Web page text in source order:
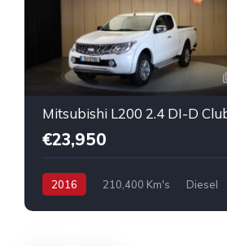
€23,950
2016 210,400 Km's Diesel